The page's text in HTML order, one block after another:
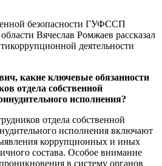
безопасности ГУФССП
Вячеслав Ромжаев рассказал
деятельности
какие ключевые обязанности
отдела собственной
исполнения?
отдела собственной
исполнения включают
коррупционных и иных
состава. Особое внимание
в систему органов